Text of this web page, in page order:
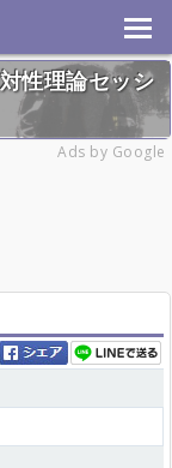
性理論セッシ
Ads by Google